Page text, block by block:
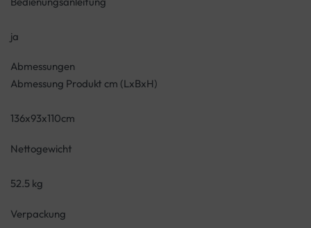
ja
Abmessungen
Abmessung Produkt cm (LxBxH)
136x93x110cm
Nettogewicht
52.5 kg
Verpackung